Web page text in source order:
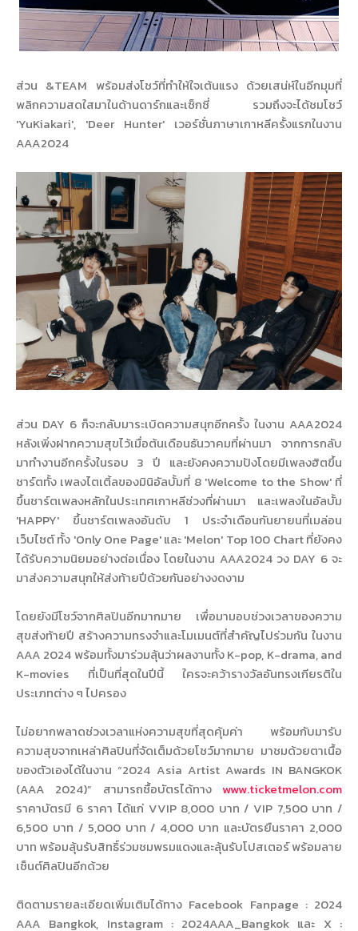
ส่วน &TEAM พร้อมส่งโชว์ที่ทำให้ใจเต้นแรง ด้วยเสน่ห์ในอีกมุมที่
พลิกความสดใสมาในด้านดาร์กและเซ็กซี่ รวมถึงจะได้ชมโชว์
'YuKiakari', 'Deer Hunter' เวอร์ชั่นภาษาเกาหลีครั้งแรกในงาน
AAA2024
ส่วน DAY 6 ก็จะกลับมาระเบิดความสนุกอีกครั้ง ในงาน AAA2024
หลังเพิ่งฝากความสุขไว้เมื่อต้นเดือนธันวาคมที่ผ่านมา จากการกลับ
มาทำงานอีกครั้งในรอบ 3 ปี และยังคงความปังโดยมีเพลงฮิตขึ้น
ชาร์ตทั้ง เพลงไตเติ้ลของมินิอัลบั้มที่ 8 'Welcome to the Show' ที่
ขึ้นชาร์ตเพลงหลักในประเทศเกาหลีช่วงที่ผ่านมา และเพลงในอัลบั้ม
'HAPPY' ขึ้นชาร์ตเพลงอันดับ 1 ประจำเดือนกันยายนที่เมล่อน
เว็บไซต์ ทั้ง 'Only One Page' และ 'Melon' Top 100 Chart ที่ยังคง
ได้รับความนิยมอย่างต่อเนื่อง โดยในงาน AAA2024 วง DAY 6 จะ
มาส่งความสนุกให้ส่งท้ายปีด้วยกันอย่างงดงาม
โดยยังมีโชว์จากศิลปินอีกมากมาย เพื่อมามอบช่วงเวลาของความ
สุขส่งท้ายปี สร้างความทรงจำและโมเมนต์ที่สำคัญไปร่วมกัน ในงาน
AAA 2024 พร้อมทั้งมาร่วมลุ้นว่าผลงานทั้ง K-pop, K-drama, and
K-movies ที่เป็นที่สุดในปีนี้ ใครจะคว้ารางวัลอันทรงเกียรติใน
ประเภทต่าง ๆ ไปครอง
ไม่อยากพลาดช่วงเวลาแห่งความสุขที่สุดคุ้มค่า พร้อมกับมารับ
ความสุขจากเหล่าศิลปินที่จัดเต็มด้วยโชว์มากมาย มาชมด้วยตาเนื้อ
ของตัวเองได้ในงาน “2024 Asia Artist Awards IN BANGKOK
(AAA 2024)” สามารถซื้อบัตรได้ทาง www.ticketmelon.com
ราคาบัตรมี 6 ราคา ได้แก่ VVIP 8,000 บาท / VIP 7,500 บาท /
6,500 บาท / 5,000 บาท / 4,000 บาท และบัตรยืนราคา 2,000
บาท พร้อมลุ้นรับสิทธิ์ร่วมชมพรมแดงและลุ้นรับโปสเตอร์ พร้อมลาย
เซ็นต์ศิลปินอีกด้วย
ติดตามรายละเอียดเพิ่มเติมได้ทาง Facebook Fanpage : 2024
AAA Bangkok, Instagram : 2024AAA_Bangkok และ X :